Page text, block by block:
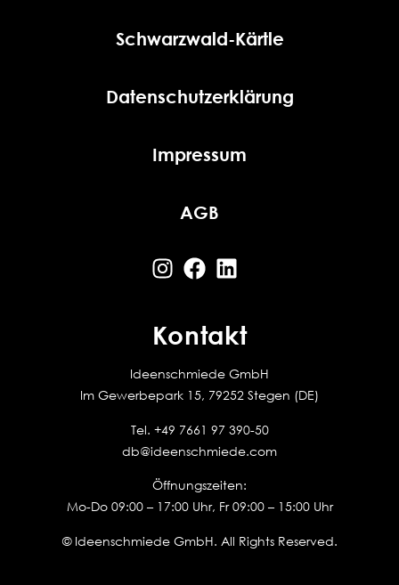
Schwarzwald-Kärtle
Datenschutzerklärung
Impressum
AGB
Kontakt
Ideenschmiede GmbH
Im Gewerbepark 15, 79252 Stegen (DE)
Tel. +49 7661 97 390-50
db@ideenschmiede.com
Öffnungszeiten:
Mo-Do 09:00 – 17:00 Uhr, Fr 09:00 – 15:00 Uhr
© Ideenschmiede GmbH. All Rights Reserved.